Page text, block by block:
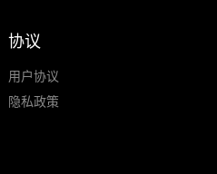
协议
用户协议
隐私政策